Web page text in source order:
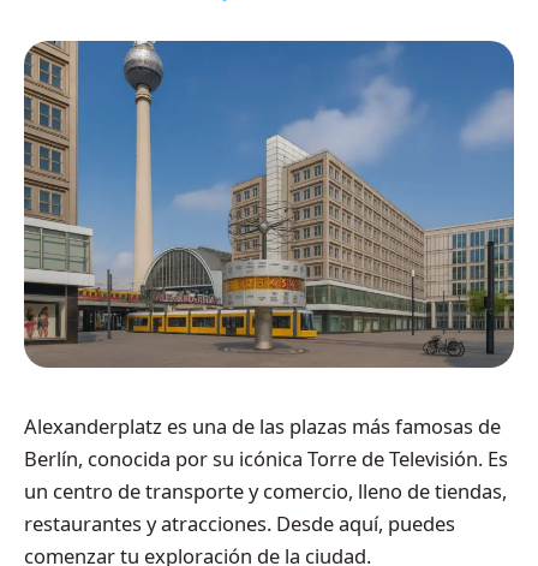
Alexanderplatz es una de las plazas más famosas de
Berlín, conocida por su icónica Torre de Televisión. Es
un centro de transporte y comercio, lleno de tiendas,
restaurantes y atracciones. Desde aquí, puedes
comenzar tu exploración de la ciudad.